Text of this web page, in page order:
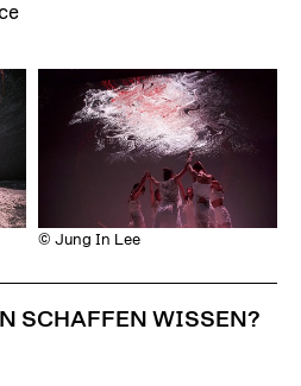
© Jung In Lee
SCHAFFEN WISSEN?